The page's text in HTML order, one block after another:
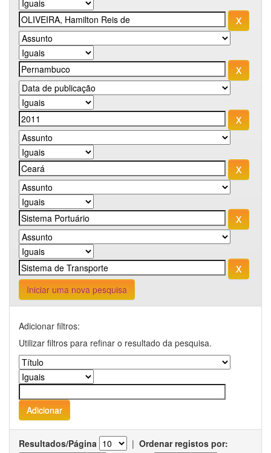
Iniciar uma nova pesquisa
Adicionar filtros:
Utilizar filtros para refinar o resultado da pesquisa.
Resultados/Página | Ordenar registos por: